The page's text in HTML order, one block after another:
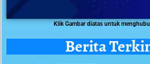
Klik Gambar diatas untuk
Berita